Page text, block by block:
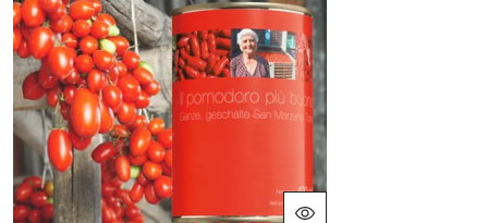
R
P
R
I
C
E
3
2
,
9
5
€